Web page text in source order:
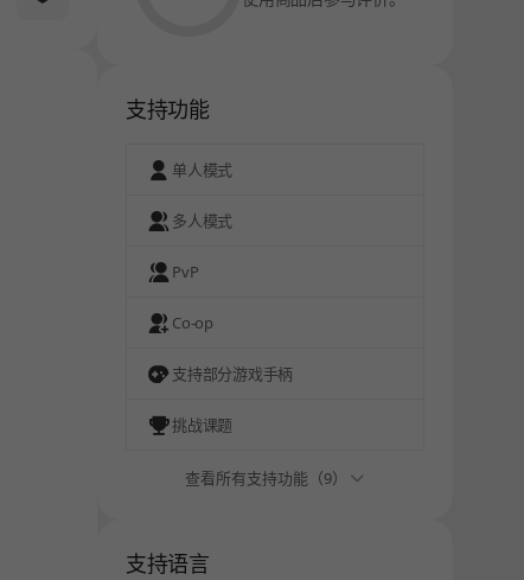
支持功能
单人模式
多人模式
PvP
Co-op
支持部分游戏手柄
挑战课题
查看所有支持功能（9）
支持语言